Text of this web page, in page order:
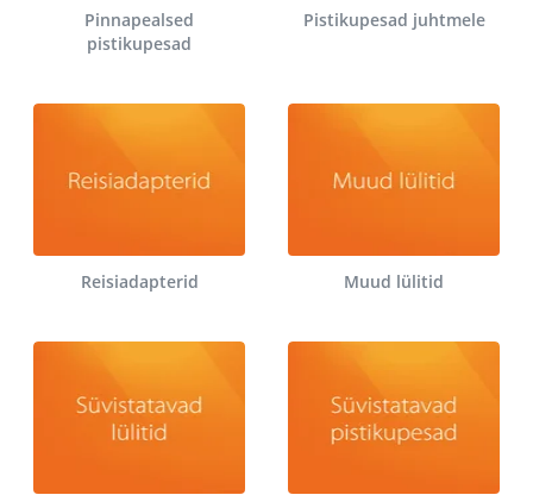
Pinnapealsed
pistikupesad
Pistikupesad juhtmele
Reisiadapterid Muud lülitid